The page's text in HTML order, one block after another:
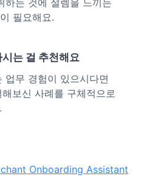
하는 것에 설렘을 느끼는
필요해요.
는 걸 추천해요
업무 경험이 있으시다면
보신 사례를 구체적으로
Onboarding Assistant